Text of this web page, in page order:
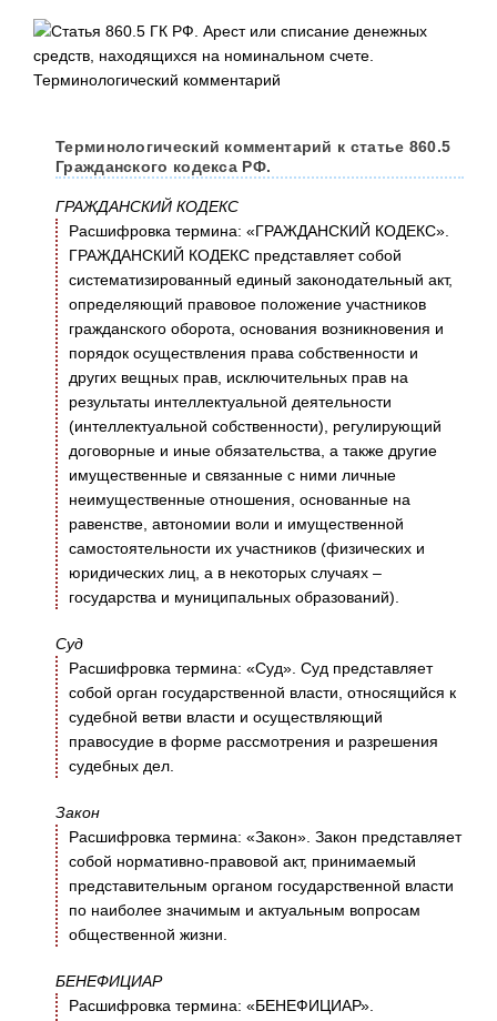
Терминологический комментарий к статье 860.5
Гражданского кодекса РФ.
ГРАЖДАНСКИЙ КОДЕКС
Расшифровка термина: «ГРАЖДАНСКИЙ КОДЕКС».
ГРАЖДАНСКИЙ КОДЕКС представляет собой
систематизированный единый законодательный акт,
определяющий правовое положение участников
гражданского оборота, основания возникновения и
порядок осуществления права собственности и
других вещных прав, исключительных прав на
результаты интеллектуальной деятельности
(интеллектуальной собственности), регулирующий
договорные и иные обязательства, а также другие
имущественные и связанные с ними личные
неимущественные отношения, основанные на
равенстве, автономии воли и имущественной
самостоятельности их участников (физических и
юридических лиц, а в некоторых случаях –
государства и муниципальных образований).
Суд
Расшифровка термина: «Суд». Суд представляет
собой орган государственной власти, относящийся к
судебной ветви власти и осуществляющий
правосудие в форме рассмотрения и разрешения
судебных дел.
Закон
Расшифровка термина: «Закон». Закон представляет
собой нормативно-правовой акт, принимаемый
представительным органом государственной власти
по наиболее значимым и актуальным вопросам
общественной жизни.
БЕНЕФИЦИАР
Расшифровка термина: «БЕНЕФИЦИАР».